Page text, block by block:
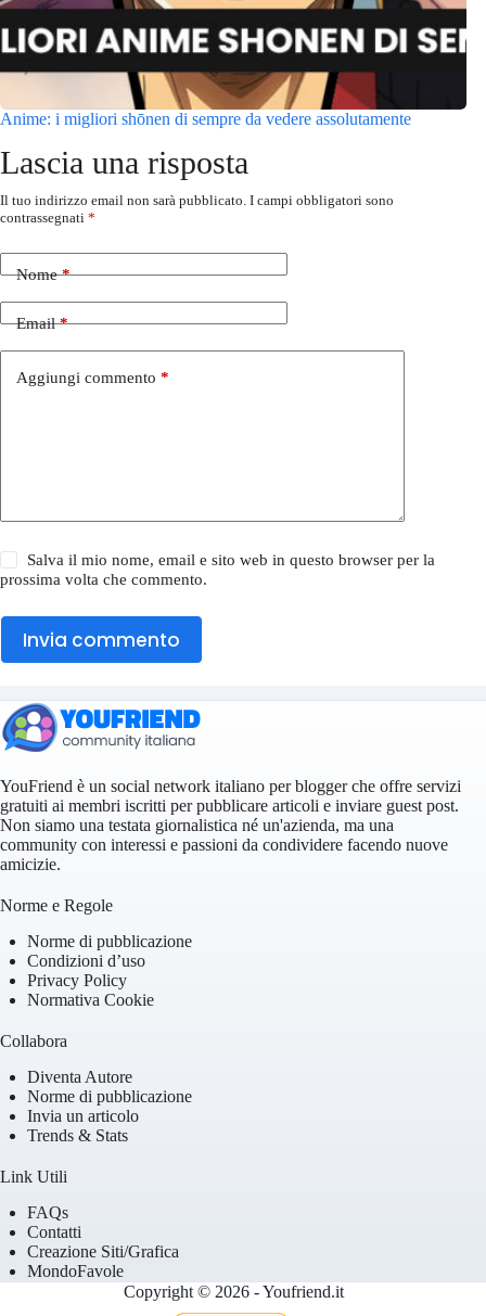
Anime: i migliori shōnen di sempre da vedere assolutamente
Lascia una risposta
Il tuo indirizzo email non sarà pubblicato. I campi obbligatori sono
contrassegnati *
Nome*
Email*
Aggiungi commento *
Salva il mio nome, email e sito web in questo browser per la
prossima volta che commento.
Invia commento
YouFriend è un social network italiano per blogger che offre servizi
gratuiti ai membri iscritti per pubblicare articoli e inviare guest post.
Non siamo una testata giornalistica né un'azienda, ma una
community con interessi e passioni da condividere facendo nuove
amicizie.
Norme e Regole
Norme di pubblicazione
Condizioni d’uso
Privacy Policy
Normativa Cookie
Collabora
Diventa Autore
Norme di pubblicazione
Invia un articolo
Trends & Stats
Link Utili
FAQs
Contatti
Creazione Siti/Grafica
MondoFavole
Copyright © 2026 - Youfriend.it